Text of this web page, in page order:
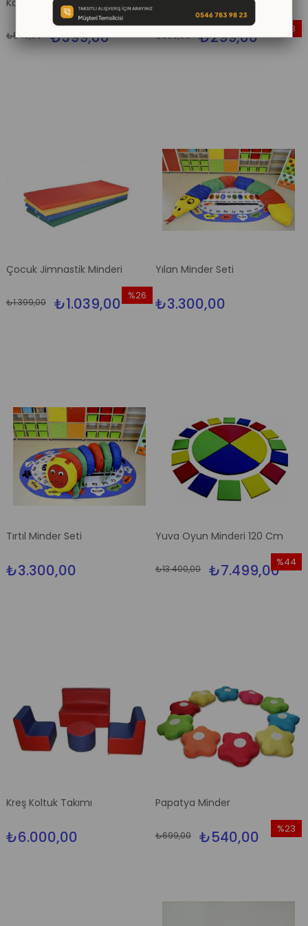
₺399,00
₺549,00
%27
İndirim
₺299,00
₺389,00
%23
İndirim
Çocuk Jimnastik Minderi
₺1.039,00
₺1.399,00
%26
Yılan Minder Seti
₺3.300,00
Tırtıl Minder Seti
₺3.300,00
Yuva Oyun Minderi 120 Cm
₺7.499,00
₺13.400,00
%44
İndirim
Kreş Koltuk Takımı
₺6.000,00
Papatya Minder
₺540,00
₺699,00
%23